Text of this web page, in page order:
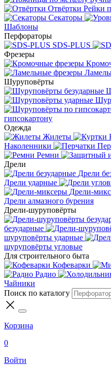
Отвёртки Рейки
Секаторы
Шаблоны
Перфораторы
SDS-PLUS
Фрезеры
Шуруповёрты
гипсокартону
Одежда
Жилеты
Наколенники
Ремни
Дрели
Дрели
Дрели ударные
Дрели-
Дрели алмазного бурения
Дрели-шуруповёрты
безударные
шуруповёрты ударные
шуруповёрты угловые
Для строительного быта
Кофеварки
Радио
Чайники
Поиск по каталогу
Корзина
0
Войти